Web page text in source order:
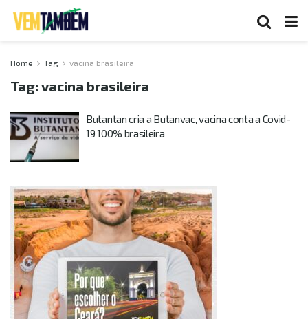
Home Tag vacina brasileira
Tag: vacina brasileira
Butantan cria a Butanvac, vacina conta a Covid-
19 100% brasileira